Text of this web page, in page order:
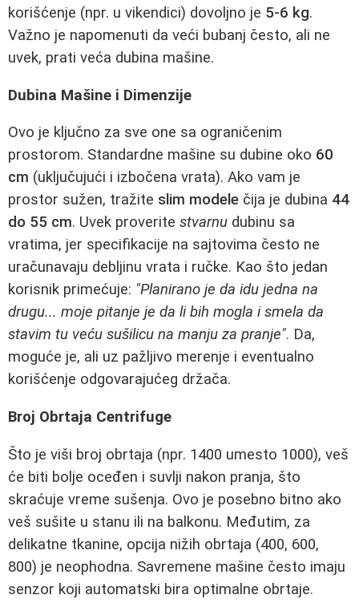
korišćenje (npr. u vikendici) dovoljno je 5-6 kg.
Važno je napomenuti da veći bubanj često, ali ne
uvek, prati veća dubina mašine.
Dubina Mašine i Dimenzije
Ovo je ključno za sve one sa ograničenim
prostorom. Standardne mašine su dubine oko 60
cm (uključujući i izbočena vrata). Ako vam je
prostor sužen, tražite slim modele čija je dubina 44
do 55 cm. Uvek proverite stvarnu dubinu sa
vratima, jer specifikacije na sajtovima često ne
uračunavaju debljinu vrata i ručke. Kao što jedan
korisnik primećuje: "Planirano je da idu jedna na
drugu... moje pitanje je da li bih mogla i smela da
stavim tu veću sušilicu na manju za pranje". Da,
moguće je, ali uz pažljivo merenje i eventualno
korišćenje odgovarajućeg držača.
Broj Obrtaja Centrifuge
Što je viši broj obrtaja (npr. 1400 umesto 1000), veš
će biti bolje oceđen i suvlji nakon pranja, što
skraćuje vreme sušenja. Ovo je posebno bitno ako
veš sušite u stanu ili na balkonu. Međutim, za
delikatne tkanine, opcija nižih obrtaja (400, 600,
800) je neophodna. Savremene mašine često imaju
senzor koji automatski bira optimalne obrtaje.